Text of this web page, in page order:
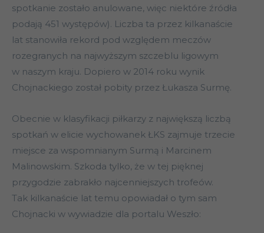
spotkanie zostało anulowane, więc niektóre źródła
podają 451 występów). Liczba ta przez kilkanaście
lat stanowiła rekord pod względem meczów
rozegranych na najwyższym szczeblu ligowym
w naszym kraju. Dopiero w 2014 roku wynik
Chojnackiego został pobity przez Łukasza Surmę.
Obecnie w klasyfikacji piłkarzy z największą liczbą
spotkań w elicie wychowanek ŁKS zajmuje trzecie
miejsce za wspomnianym Surmą i Marcinem
Malinowskim. Szkoda tylko, że w tej pięknej
przygodzie zabrakło najcenniejszych trofeów.
Tak kilkanaście lat temu opowiadał o tym sam
Chojnacki w wywiadzie dla portalu Weszło: